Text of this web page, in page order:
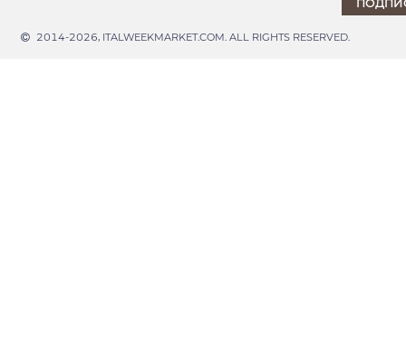
2014-2026, ITALWEEKMARKET.COM. ALL RIGHTS RESERVED.